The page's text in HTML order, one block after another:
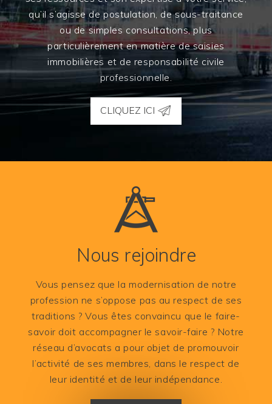
qu’il s’agisse de postulation, de sous-traitance
ou de simples consultations, plus
particulièrement en matière de saisies
immobilières et de responsabilité civile
professionnelle.
CLIQUEZ ICI
Nous rejoindre
Vous pensez que la modernisation de notre
profession ne s’oppose pas au respect de ses
traditions ? Vous êtes convaincu que le faire-
savoir doit accompagner le savoir-faire ? Notre
réseau d’avocats a pour objet de promouvoir
l’activité de ses membres, dans le respect de
leur identité et de leur indépendance.